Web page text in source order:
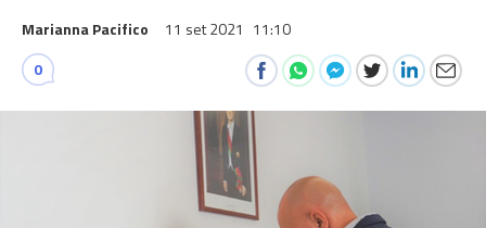
Marianna Pacifico 11 set 2021 11:10
0